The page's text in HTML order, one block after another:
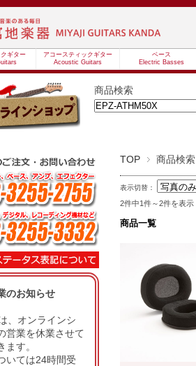
ギター
アコースティックギター
Acoustic Guitars
ベース
Electric Basses
商品検索
TOP 商品検索
表示切替：
2件中1件～2件を表示
商品一覧
のお知らせ
、オンラインシ
営業を休業させて
ます。
いては24時間受